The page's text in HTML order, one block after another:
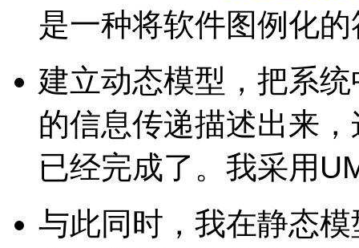
是一种将软件图例化
建立动态模型，把系
的信息传递描述出来
已经完成了。我采用
与此同时，我在静态